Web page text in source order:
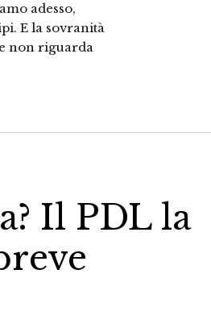
adesso,
E la sovranità
non riguarda
Il PDL la